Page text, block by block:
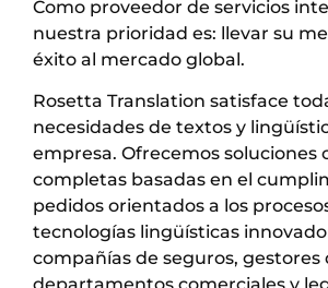
Como proveedor de servicios
nuestra prioridad es: llevar su
éxito al mercado global.
Rosetta Translation satisface
necesidades de textos y
empresa. Ofrecemos soluciones
completas basadas en el
pedidos orientados a los
tecnologías lingüísticas
compañías de seguros, gestores